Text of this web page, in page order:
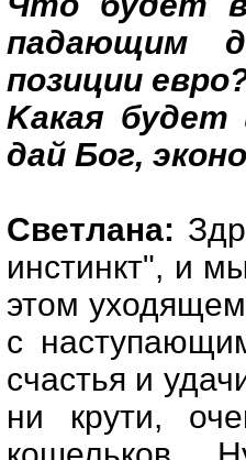
падающим
позиции
Kакая
дай Бог,
Светлана:
инстинкт", и
этом
с
счастья и
ни крути,